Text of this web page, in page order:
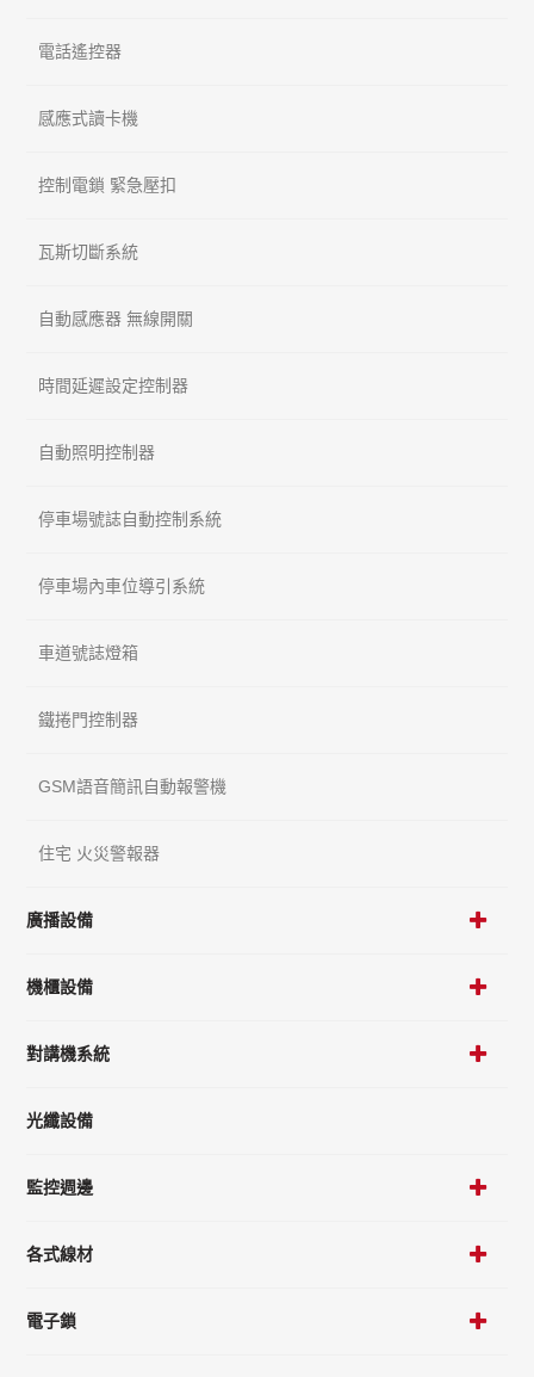
電話遙控器
感應式讀卡機
控制電鎖 緊急壓扣
瓦斯切斷系統
自動感應器 無線開關
時間延遲設定控制器
自動照明控制器
停車場號誌自動控制系統
停車場內車位導引系統
車道號誌燈箱
鐵捲門控制器
GSM語音簡訊自動報警機
住宅 火災警報器
廣播設備
機櫃設備
對講機系統
光纖設備
監控週邊
各式線材
電子鎖